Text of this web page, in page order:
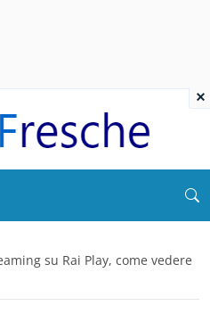
su Rai Play, come vedere
×